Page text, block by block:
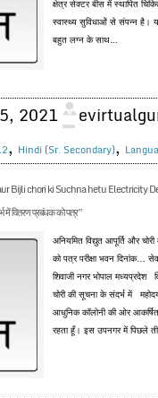
क्षेत्र सेक्टर बीस में स्थापित
स्वास्थ्य सुविधाओं से संपन्न है।
बहुत लग्न के साथ...
2021
, Hindi (Sr. Secondary),
Bijli chori ki Suchna hetu Electricity
में वितरण प्रबंधक को पत्र”
अनियमित विद्युत आपूर्ति और
को पत्र परीक्षा भवन दिनांक…
शिवाजी नगर भोपाल मध्यप्रदेश
चोरी की सूचना के संदर्भ में
आधुनिक कॉलोनी की ओर
रहता हूँ। इस उपनगर में पिछले